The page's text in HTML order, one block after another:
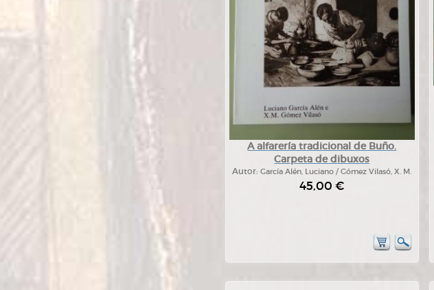
A alfarería tradicional de Buño.
Carpeta de dibuxos
Autor:García Alén, Luciano / Gómez Vilasó, X. M.
45,00 €